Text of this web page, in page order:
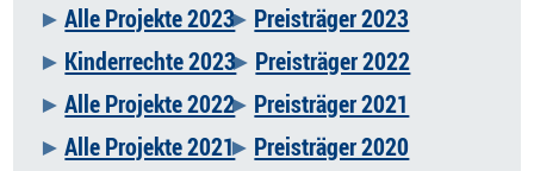
Alle Projekte 2023
Preisträger 2023
Kinderrechte 2023
Preisträger 2022
Alle Projekte 2022
Preisträger 2021
Alle Projekte 2021
Preisträger 2020